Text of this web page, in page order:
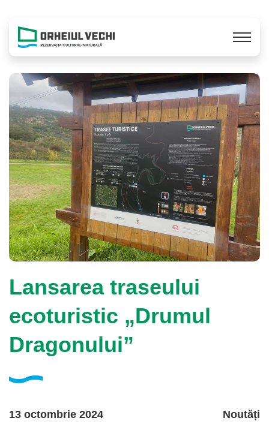
Lansarea traseului
ecoturistic „Drumul
Dragonului”
13 octombrie 2024 Noutăți